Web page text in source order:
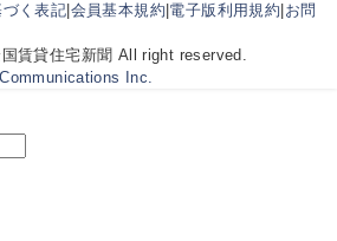
く表記 会員基本規約 電子版利用規約 お問
賃貸住宅新聞 All right reserved.
Inc.